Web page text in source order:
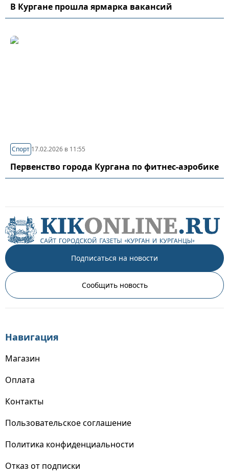
В Кургане прошла ярмарка вакансий
Спорт 17.02.2026 в 11:55
Первенство города Кургана по фитнес-аэробике
Подписаться на новости
Сообщить новость
Навигация
Магазин
Оплата
Контакты
Пользовательское соглашение
Политика конфиденциальности
Отказ от подписки